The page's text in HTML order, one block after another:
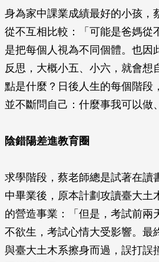
身為家中課業成績最好的小孩，
從不互相比較：「可能是爸媽從
是把每個人視為不同個體。也因
反思，大概小五、小六，就會想
點是什麼？日後人生的每個階段
並不斷問自己：什麼事我可以做
陰錯陽差進教育圈
求學階段，蔡老師總是試著在讀
中畢業後，原本計劃攻讀臺大土
的營造事業：「但是，考試前兩
不欲生，考試心情大受影響。最
與臺大土木系擦身而過，誤打誤